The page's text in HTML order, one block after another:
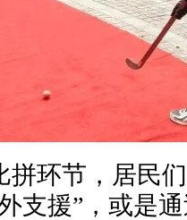
环节，居民们
支援”，或是